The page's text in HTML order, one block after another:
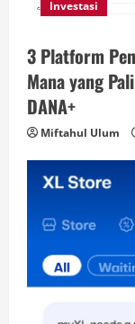
Investasi
3 Platform
Mana yang
DANA+
Miftahul Ulum